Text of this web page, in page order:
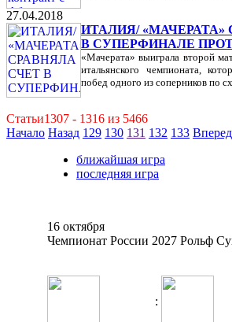
27.04.2018
ИТАЛИЯ/ «МАЧЕРАТА»
В СУПЕРФИНАЛЕ
«Мачерата» выиграла второй
итальянского чемпионата,
побед одного из соперников по
Статьи1307 - 1316 из 5466
Начало Назад 129 130 131 132 133 Вперед
ближайшая игра
последняя игра
16 октября
Чемпионат России 2027 Рольф
: